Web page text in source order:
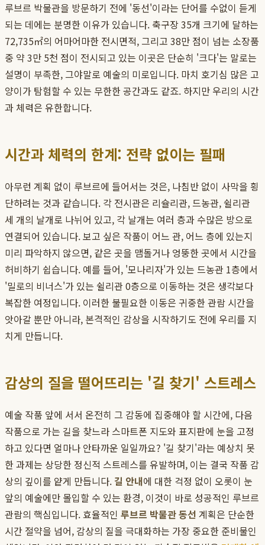
루브르 박물관을 방문하기 전에 '동선'이라는 단어를 수없이 듣게
되는 데에는 분명한 이유가 있습니다. 축구장 35개 크기에 달하는
72,735㎡의 어마어마한 전시면적, 그리고 38만 점이 넘는 소장품
중 약 3만 5천 점이 전시되고 있는 이곳은 단순히 '크다'는 말로는
설명이 부족한, 그야말로 예술의 미로입니다. 마치 호기심 많은 고
양이가 탐험할 수 있는 무한한 공간과도 같죠. 하지만 우리의 시간
과 체력은 유한합니다.
시간과 체력의 한계: 전략 없이는 필패
아무런 계획 없이 루브르에 들어서는 것은, 나침반 없이 사막을 횡
단하려는 것과 같습니다. 각 전시관은 리슐리관, 드농관, 쉴리관
세 개의 날개로 나뉘어 있고, 각 날개는 여러 층과 수많은 방으로
연결되어 있습니다. 보고 싶은 작품이 어느 관, 어느 층에 있는지
미리 파악하지 않으면, 같은 곳을 맴돌거나 엉뚱한 곳에서 시간을
허비하기 쉽습니다. 예를 들어, '모나리자'가 있는 드농관 1층에서
'밀로의 비너스'가 있는 쉴리관 0층으로 이동하는 것은 생각보다
복잡한 여정입니다. 이러한 불필요한 이동은 귀중한 관람 시간을
앗아갈 뿐만 아니라, 본격적인 감상을 시작하기도 전에 우리를 지
치게 만듭니다.
감상의 질을 떨어뜨리는 '길 찾기' 스트레스
예술 작품 앞에 서서 온전히 그 감동에 집중해야 할 시간에, 다음
작품으로 가는 길을 찾느라 스마트폰 지도와 표지판에 눈을 고정
하고 있다면 얼마나 안타까운 일일까요? '길 찾기'라는 예상치 못
한 과제는 상당한 정신적 스트레스를 유발하며, 이는 결국 작품 감
상의 깊이를 얕게 만듭니다. 길 안내에 대한 걱정 없이 오롯이 눈
앞의 예술에만 몰입할 수 있는 환경, 이것이 바로 성공적인 루브르
관람의 핵심입니다. 효율적인 루브르 박물관 동선 계획은 단순한
시간 절약을 넘어, 감상의 질을 극대화하는 가장 중요한 준비물인